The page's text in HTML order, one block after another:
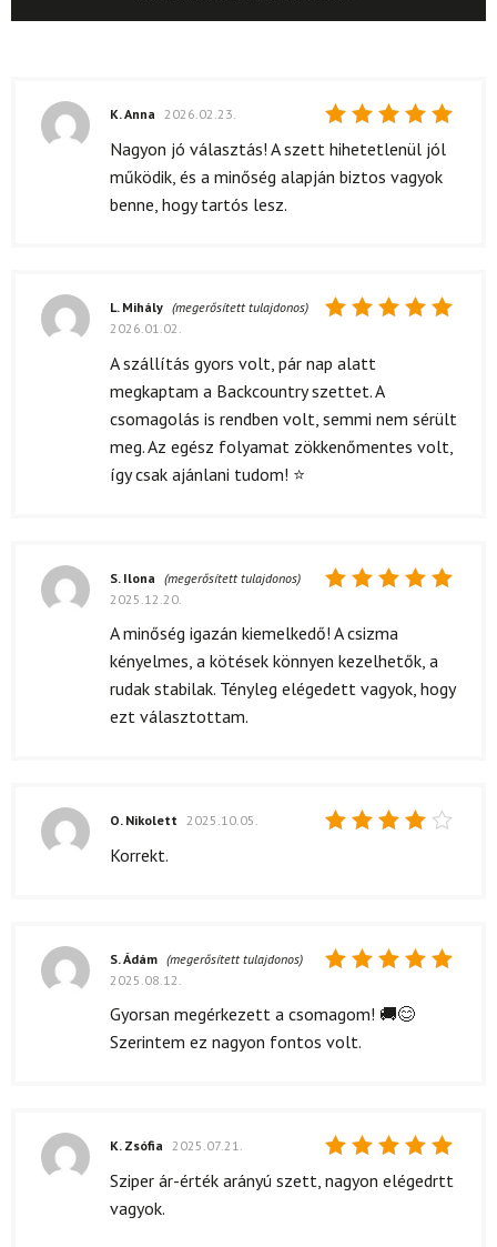
Értékelés:
K. Anna 2026.02.23.
Nagyon jó választás! A szett hihetetlenül jól
működik, és a minőség alapján biztos vagyok
benne, hogy tartós lesz.
5/ 5
L. Mihály (megerősített tulajdonos)
2026.01.02.
A szállítás gyors volt, pár nap alatt
megkaptam a Backcountry szettet. A
csomagolás is rendben volt, semmi nem sérült
meg. Az egész folyamat zökkenőmentes volt,
így csak ajánlani tudom! ⭐
5/ 5
S. Ilona (megerősített tulajdonos)
2025.12.20.
A minőség igazán kiemelkedő! A csizma
kényelmes, a kötések könnyen kezelhetők, a
rudak stabilak. Tényleg elégedett vagyok, hogy
ezt választottam.
O. Nikolett 2025.10.05.
Korrekt.
5/ 5
S. Ádám (megerősített tulajdonos)
2025.08.12.
Gyorsan megérkezett a csomagom! 🚚😊
Szerintem ez nagyon fontos volt.
Értékelés:
/ 5
K. Zsófia 2025.07.21.
Sziper ár-érték arányú szett, nagyon elégedrtt
vagyok.